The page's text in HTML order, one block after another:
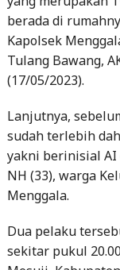
berada di
Kapolsek
Tulang Bawang,
(17/05/2023).
sudah terlebih
yakni berinisial AI
NH (33), warga
Menggala.
sekitar pukul
Mesuji,